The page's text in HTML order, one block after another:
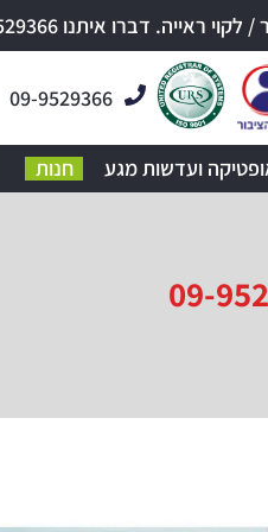
דברו איתנו 09-9529366
09-9529366
ועדשות מגע חנות